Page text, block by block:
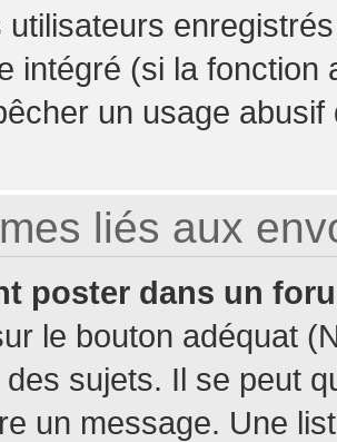
utilisateurs
intégré (si la fonction
un usage
liés aux
poster dans un
le bouton adéquat
sujets. Il se peut
un message. Une